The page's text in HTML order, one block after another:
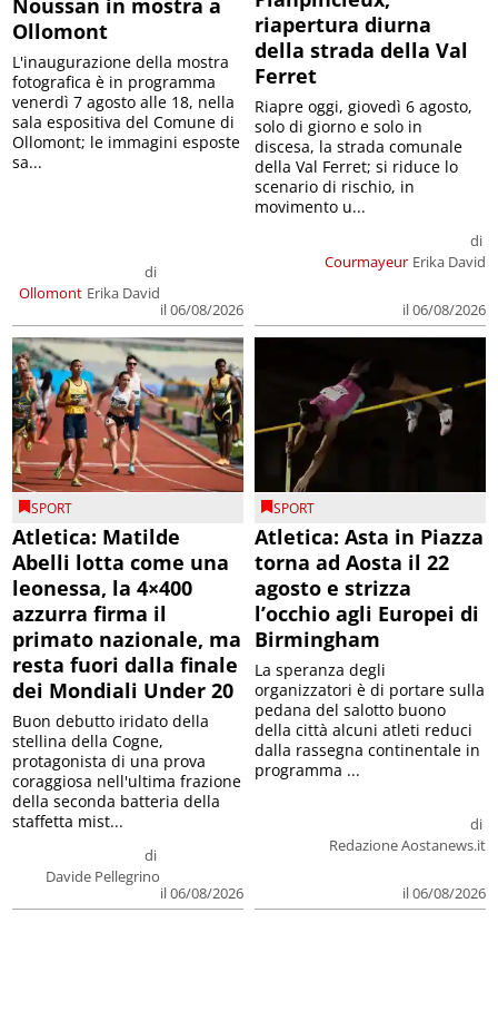
Noussan in mostra a
Ollomont
Ollomont
di
Erika David
il 06/08/2026
L'inaugurazione della mostra
fotografica è in programma
venerdì 7 agosto alle 18, nella
sala espositiva del Comune di
Ollomont; le immagini esposte
sa...
riapertura diurna
della strada della Val
Ferret
Courmayeur
di
Erika David
il 06/08/2026
Riapre oggi, giovedì 6 agosto,
solo di giorno e solo in
discesa, la strada comunale
della Val Ferret; si riduce lo
scenario di rischio, in
movimento u...
SPORT
Atletica: Matilde
Abelli lotta come una
leonessa, la 4×400
azzurra firma il
primato nazionale, ma
resta fuori dalla finale
dei Mondiali Under 20
di
Davide Pellegrino
il 06/08/2026
Buon debutto iridato della
stellina della Cogne,
protagonista di una prova
coraggiosa nell'ultima frazione
della seconda batteria della
staffetta mist...
SPORT
Atletica: Asta in Piazza
torna ad Aosta il 22
agosto e strizza
l’occhio agli Europei di
Birmingham
di
Redazione Aostanews.it
il 06/08/2026
La speranza degli
organizzatori è di portare sulla
pedana del salotto buono
della città alcuni atleti reduci
dalla rassegna continentale in
programma ...